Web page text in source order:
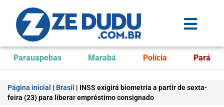
Parauapebas Marabá Polícia Pará
Página inicial | Brasil | INSS exigirá biometria a partir de sexta-
feira (23) para liberar empréstimo consignado